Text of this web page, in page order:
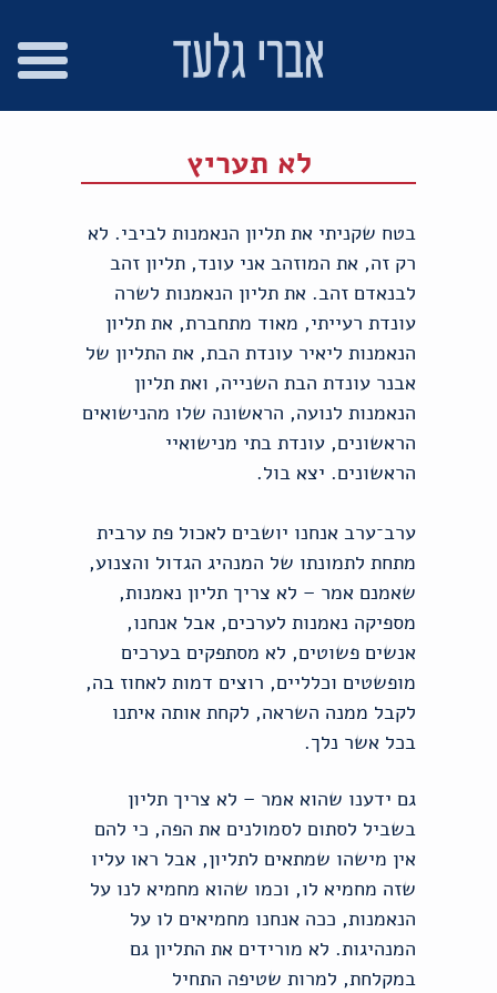
לא תעריץ
בטח שקניתי את תליון הנאמנות לביבי. לא
רק זה, את המוזהב אני עונד, תליון זהב
לבנאדם זהב. את תליון הנאמנות לשרה
עונדת רעייתי, מאוד מתחברת, את תליון
הנאמנות ליאיר עונדת הבת, את התליון של
אבנר עונדת הבת השנייה, ואת תליון
הנאמנות לנועה, הראשונה שלו מהנישואים
הראשונים, עונדת בתי מנישואיי
הראשונים. יצא בול.
ערב־ערב אנחנו יושבים לאכול פת ערבית
מתחת לתמונתו של המנהיג הגדול והצנוע,
שאמנם אמר – לא צריך תליון נאמנות,
מספיקה נאמנות לערכים, אבל אנחנו,
אנשים פשוטים, לא מסתפקים בערכים
מופשטים וכלליים, רוצים דמות לאחוז בה,
לקבל ממנה השראה, לקחת אותה איתנו
בכל אשר נלך.
גם ידענו שהוא אמר – לא צריך תליון
בשביל לסתום לסמולנים את הפה, כי להם
אין מישהו שמתאים לתליון, אבל ראו עליו
שזה מחמיא לו, וכמו שהוא מחמיא לנו על
הנאמנות, ככה אנחנו מחמיאים לו על
המנהיגות. לא מורידים את התליון גם
במקלחת, למרות שטיפה התחיל